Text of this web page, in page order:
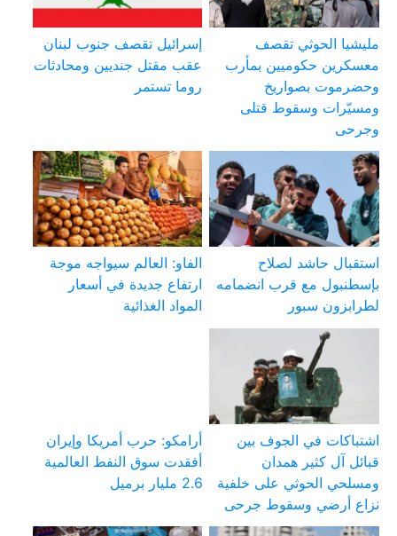
مليشيا الحوثي تقصف
معسكرين حكوميين بمأرب
وحضرموت بصواريخ
ومسيّرات وسقوط قتلى
وجرحى
إسرائيل تقصف جنوب لبنان
عقب مقتل جنديين ومحادثات
روما تستمر
استقبال حاشد لصلاح
بإسطنبول مع قرب انضمامه
لطرابزون سبور
الفاو: العالم سيواجه موجة
ارتفاع جديدة في أسعار
المواد الغذائية
اشتباكات في الجوف بين
قبائل آل كثير همدان
ومسلحي الحوثي على خلفية
نزاع أرضي وسقوط جرحى
أرامكو: حرب أمريكا وإيران
أفقدت سوق النفط العالمية
2.6 مليار برميل